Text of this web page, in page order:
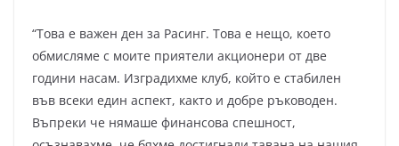
“Това е важен ден за Расинг. Това е нещо, което
обмисляме с моите приятели акционери от две
години насам. Изградихме клуб, който е стабилен
във всеки един аспект, както и добре ръководен.
Въпреки че нямаше финансова спешност,